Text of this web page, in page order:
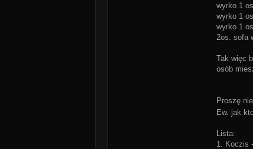
wyrko 1
wyrko 1
wyrko 1
2os. sofa
Tak więc
osób
Proszę
Ew. jak
Lista:
1. Koczis -